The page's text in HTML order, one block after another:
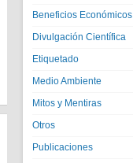
Beneficios Económicos
Divulgación Científica
Etiquetado
Medio Ambiente
Mitos y Mentiras
Otros
Publicaciones